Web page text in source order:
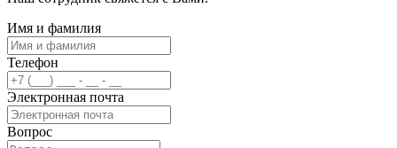
Имя и фамилия
Телефон
Электронная почта
Вопрос